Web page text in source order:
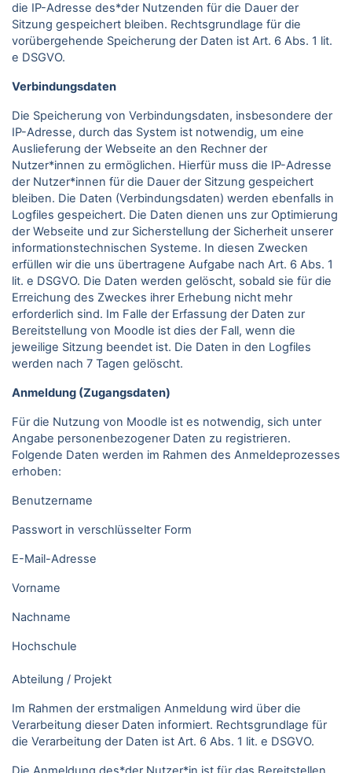
die IP-Adresse des*der Nutzenden für die Dauer der
Sitzung gespeichert bleiben. Rechtsgrundlage für die
vorübergehende Speicherung der Daten ist Art. 6 Abs. 1 lit.
e DSGVO.
Verbindungsdaten
Die Speicherung von Verbindungsdaten, insbesondere der
IP-Adresse, durch das System ist notwendig, um eine
Auslieferung der Webseite an den Rechner der
Nutzer*innen zu ermöglichen. Hierfür muss die IP-Adresse
der Nutzer*innen für die Dauer der Sitzung gespeichert
bleiben. Die Daten (Verbindungsdaten) werden ebenfalls in
Logfiles gespeichert. Die Daten dienen uns zur Optimierung
der Webseite und zur Sicherstellung der Sicherheit unserer
informationstechnischen Systeme. In diesen Zwecken
erfüllen wir die uns übertragene Aufgabe nach Art. 6 Abs. 1
lit. e DSGVO. Die Daten werden gelöscht, sobald sie für die
Erreichung des Zweckes ihrer Erhebung nicht mehr
erforderlich sind. Im Falle der Erfassung der Daten zur
Bereitstellung von Moodle ist dies der Fall, wenn die
jeweilige Sitzung beendet ist. Die Daten in den Logfiles
werden nach 7 Tagen gelöscht.
Anmeldung (Zugangsdaten)
Für die Nutzung von Moodle ist es notwendig, sich unter
Angabe personenbezogener Daten zu registrieren.
Folgende Daten werden im Rahmen des Anmeldeprozesses
erhoben:
Benutzername
Passwort in verschlüsselter Form
E-Mail-Adresse
Vorname
Nachname
Hochschule
Abteilung / Projekt
Im Rahmen der erstmaligen Anmeldung wird über die
Verarbeitung dieser Daten informiert. Rechtsgrundlage für
die Verarbeitung der Daten ist Art. 6 Abs. 1 lit. e DSGVO.